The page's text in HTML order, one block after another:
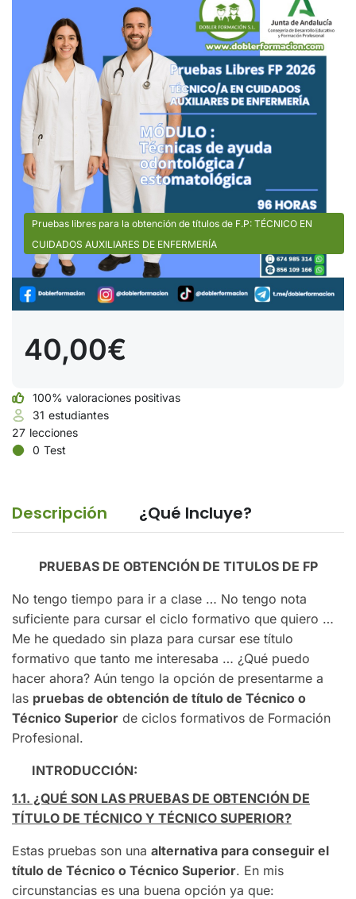
Descripción ¿Qué Incluye?
PRUEBAS DE OBTENCIÓN DE TITULOS DE FP
No tengo tiempo para ir a clase … No tengo nota
suficiente para cursar el ciclo formativo que quiero …
Me he quedado sin plaza para cursar ese título
formativo que tanto me interesaba … ¿Qué puedo
hacer ahora? Aún tengo la opción de presentarme a
las pruebas de obtención de título de Técnico o
Técnico Superior de ciclos formativos de Formación
Profesional.
INTRODUCCIÓN:
1.1. ¿QUÉ SON LAS PRUEBAS DE OBTENCIÓN DE
TÍTULO DE TÉCNICO Y TÉCNICO SUPERIOR?
Estas pruebas son una alternativa para conseguir el
título de Técnico o Técnico Superior. En mis
circunstancias es una buena opción ya que:
Pruebas libres para la obtención de títulos de F.P: TÉCNICO EN
CUIDADOS AUXILIARES DE ENFERMERÍA
40,00€
100% valoraciones positivas
31 estudiantes
27 lecciones
0 Test